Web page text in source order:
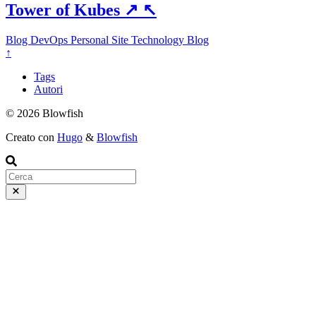
Tower of Kubes ↗ ↖
Blog DevOps Personal Site Technology Blog
↑
Tags
Autori
© 2026 Blowfish
Creato con Hugo & Blowfish